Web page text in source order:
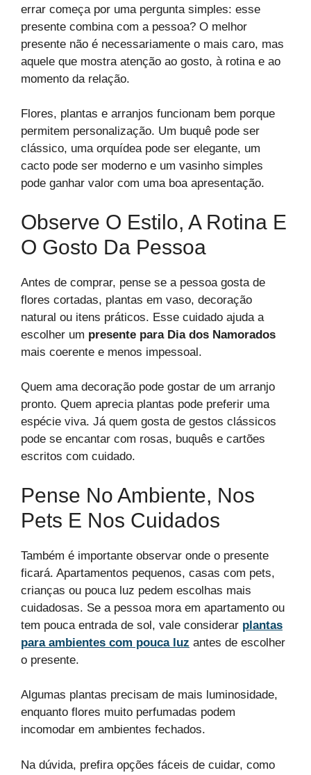
errar começa por uma pergunta simples: esse
presente combina com a pessoa? O melhor
presente não é necessariamente o mais caro, mas
aquele que mostra atenção ao gosto, à rotina e ao
momento da relação.
Flores, plantas e arranjos funcionam bem porque
permitem personalização. Um buquê pode ser
clássico, uma orquídea pode ser elegante, um
cacto pode ser moderno e um vasinho simples
pode ganhar valor com uma boa apresentação.
Observe O Estilo, A Rotina E
O Gosto Da Pessoa
Antes de comprar, pense se a pessoa gosta de
flores cortadas, plantas em vaso, decoração
natural ou itens práticos. Esse cuidado ajuda a
escolher um presente para Dia dos Namorados
mais coerente e menos impessoal.
Quem ama decoração pode gostar de um arranjo
pronto. Quem aprecia plantas pode preferir uma
espécie viva. Já quem gosta de gestos clássicos
pode se encantar com rosas, buquês e cartões
escritos com cuidado.
Pense No Ambiente, Nos
Pets E Nos Cuidados
Também é importante observar onde o presente
ficará. Apartamentos pequenos, casas com pets,
crianças ou pouca luz pedem escolhas mais
cuidadosas. Se a pessoa mora em apartamento ou
tem pouca entrada de sol, vale considerar plantas
para ambientes com pouca luz antes de escolher
o presente.
Algumas plantas precisam de mais luminosidade,
enquanto flores muito perfumadas podem
incomodar em ambientes fechados.
Na dúvida, prefira opções fáceis de cuidar, como